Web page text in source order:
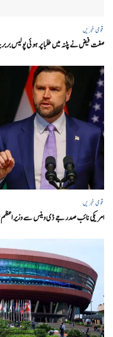
قومی خبریں
صفت فیض نے پٹنہ میں طلبا پر ہوئی پولیس
قومی خبریں
امریکی نائب صدر جے ڈی وینس سے وزیر اعظم